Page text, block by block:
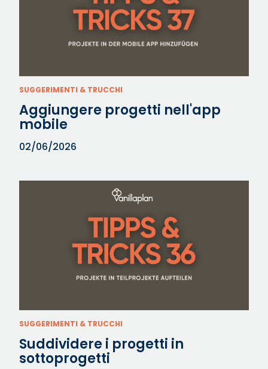
SUGGERIMENTI & TRUCCHI
Aggiungere progetti nell'app
mobile
02/06/2026
SUGGERIMENTI & TRUCCHI
Suddividere i progetti in
sottoprogetti